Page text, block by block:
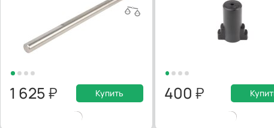
1 625 Купить 400